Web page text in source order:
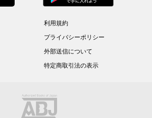
利用規約
プライバシーポリシー
外部送信について
特定商取引法の表示